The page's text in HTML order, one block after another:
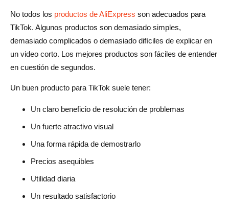
No todos los productos de AliExpress son adecuados para
TikTok. Algunos productos son demasiado simples,
demasiado complicados o demasiado difíciles de explicar en
un video corto. Los mejores productos son fáciles de entender
en cuestión de segundos.
Un buen producto para TikTok suele tener:
Un claro beneficio de resolución de problemas
Un fuerte atractivo visual
Una forma rápida de demostrarlo
Precios asequibles
Utilidad diaria
Un resultado satisfactorio